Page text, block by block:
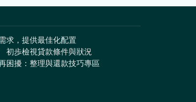
求，提供最佳化配置
初歩檢視貸款條件與狀況
困擾：整理與還款技巧專區